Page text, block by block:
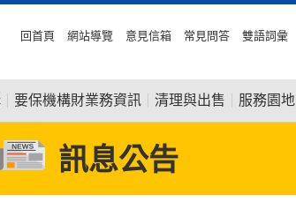
回首頁 網站導覽 意見信箱 常見問答 雙語詞彙
要保機構財業務資訊 清理與出售 服務園地
訊息公告